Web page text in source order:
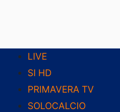
contenuto
LIVE
SI HD
PRIMAVERA TV
SOLOCALCIO